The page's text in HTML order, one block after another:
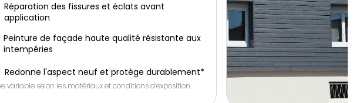
Réparation des fissures et éclats avant
application
Peinture de façade haute qualité résistante aux
intempéries
Redonne l'aspect neuf et protège durablement*
variable selon les matériaux et conditions d’exposition.